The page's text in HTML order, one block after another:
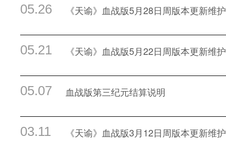
05.26 《天谕》血战版5月28日周版本更新维
05.21 《天谕》血战版5月22日周版本更新维
05.07 血战版第三纪元结算说明
03.11 《天谕》血战版3月12日周版本更新维